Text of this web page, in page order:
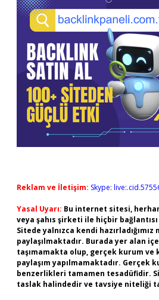
Reklam ve İletişim: Skype:
Yasal Uyarı: Bu internet sitesi,
veya şahıs şirketi ile hiçbir
Sitede yalnızca kendi
paylaşılmaktadır. Burada yer alan
taşımamakta olup, gerçek kurum ve
paylaşım yapılmamaktadır. Gerçek
benzerlikleri tamamen tesadüfidir.
taslak halindedir ve tavsiye niteliği